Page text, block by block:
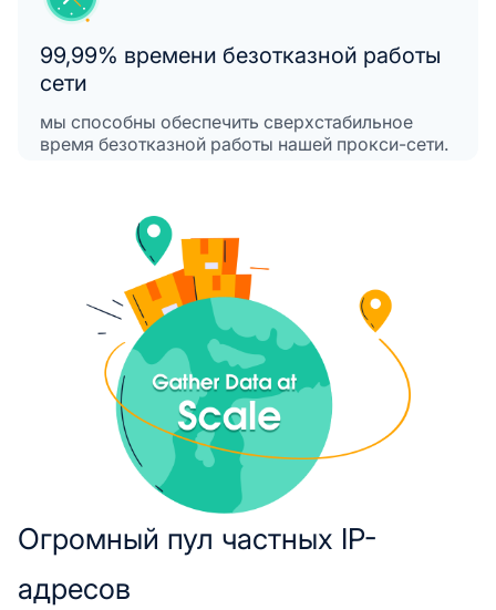
99,99% времени безотказной работы
сети
мы способны обеспечить сверхстабильное
время безотказной работы нашей прокси-сети.
Огромный пул частных IP-
адресов